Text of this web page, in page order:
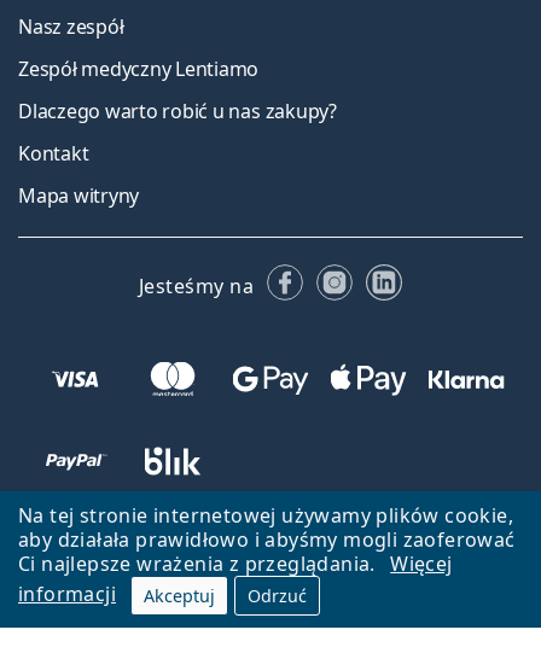
Na tej stronie internetowej używamy plików cookie,
aby działała prawidłowo i abyśmy mogli zaoferować
Ci najlepsze wrażenia z przeglądania.
Więcej
informacji
Akceptuj Odrzuć
Nasz zespół
Zespół medyczny Lentiamo
Dlaczego warto robić u nas zakupy?
Kontakt
Mapa witryny
Jesteśmy na FacebookuInstagramie
LinkedIn
Wróć do strony głównej